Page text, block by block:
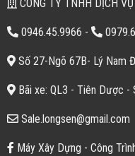
CÔNG TY TNHH DỊCH VỤ
0946.45.9966 -
Số 27-Ngõ 67B- Lý Nam
Bãi xe: QL3 - Tiên Dược -
Sale.longsen@gmail.com
Máy Xây Dựng - Công